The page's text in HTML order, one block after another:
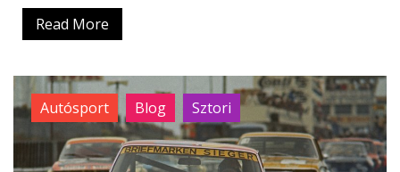
Read More
Autósport Blog Sztori